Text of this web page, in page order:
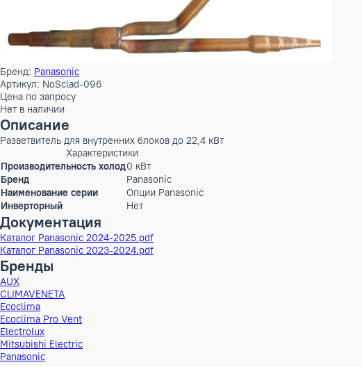
Бренд:Panasonic
Артикул: NoSclad-096
Цена по запросу
Нет в наличии
Описание
Разветвитель для внутренних блоков до 22,4 кВт
Характеристики
Производительность холод0 кВт
Бренд
Наименование серии
Инверторный
Документация
Каталог Panasonic 2024-2025.pdf
Каталог Panasonic 2023-2024.pdf
Бренды